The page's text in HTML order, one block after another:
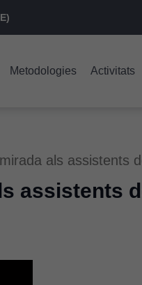
Metodologies Activitats
als assistents
assistents